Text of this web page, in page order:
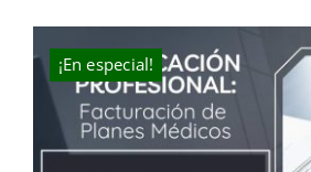
was:
¡En especial!